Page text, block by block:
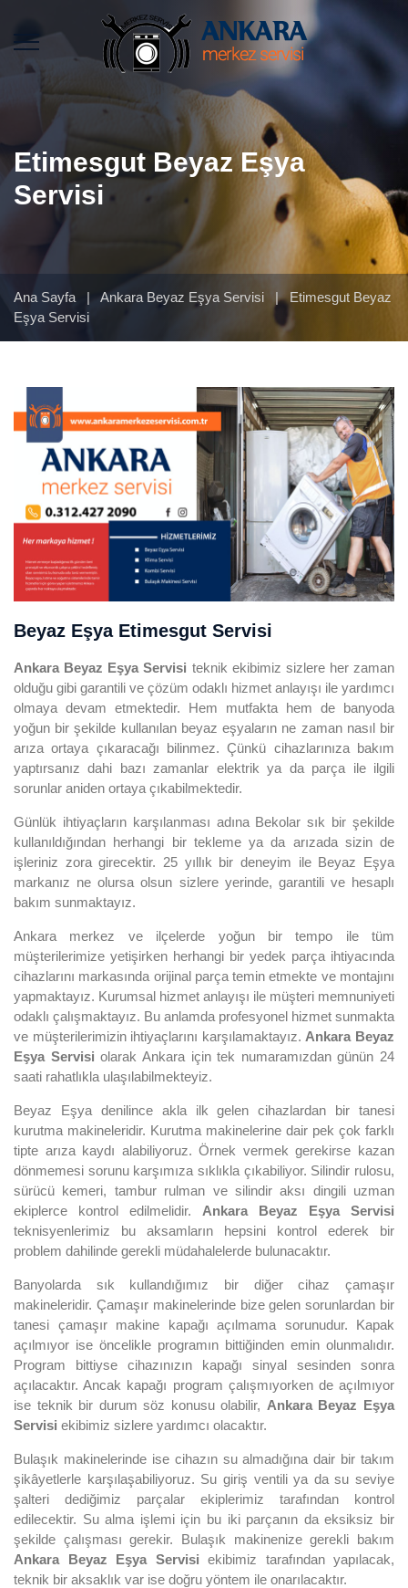
Etimesgut Beyaz Eşya
Servisi
Ana Sayfa | Ankara Beyaz Eşya Servisi |Etimesgut Beyaz
Eşya Servisi
Beyaz Eşya Etimesgut Servisi
Ankara Beyaz Eşya Servisi teknik ekibimiz sizlere her zaman
olduğu gibi garantili ve çözüm odaklı hizmet anlayışı ile yardımcı
olmaya devam etmektedir. Hem mutfakta hem de banyoda
yoğun bir şekilde kullanılan beyaz eşyaların ne zaman nasıl bir
arıza ortaya çıkaracağı bilinmez. Çünkü cihazlarınıza bakım
yaptırsanız dahi bazı zamanlar elektrik ya da parça ile ilgili
sorunlar aniden ortaya çıkabilmektedir.
Günlük ihtiyaçların karşılanması adına Bekolar sık bir şekilde
kullanıldığından herhangi bir tekleme ya da arızada sizin de
işleriniz zora girecektir. 25 yıllık bir deneyim ile Beyaz Eşya
markanız ne olursa olsun sizlere yerinde, garantili ve hesaplı
bakım sunmaktayız.
Ankara merkez ve ilçelerde yoğun bir tempo ile tüm
müşterilerimize yetişirken herhangi bir yedek parça ihtiyacında
cihazlarını markasında orijinal parça temin etmekte ve montajını
yapmaktayız. Kurumsal hizmet anlayışı ile müşteri memnuniyeti
odaklı çalışmaktayız. Bu anlamda profesyonel hizmet sunmakta
ve müşterilerimizin ihtiyaçlarını karşılamaktayız. Ankara Beyaz
Eşya Servisiolarak Ankara için tek numaramızdan günün 24
saati rahatlıkla ulaşılabilmekteyiz.
Beyaz Eşya denilince akla ilk gelen cihazlardan bir tanesi
kurutma makineleridir. Kurutma makinelerine dair pek çok farklı
tipte arıza kaydı alabiliyoruz. Örnek vermek gerekirse kazan
dönmemesi sorunu karşımıza sıklıkla çıkabiliyor. Silindir rulosu,
sürücü kemeri, tambur rulman ve silindir aksı dingili uzman
ekiplerce kontrol edilmelidir. Ankara Beyaz Eşya Servisi
teknisyenlerimiz bu aksamların hepsini kontrol ederek bir
problem dahilinde gerekli müdahalelerde bulunacaktır.
Banyolarda sık kullandığımız bir diğer cihaz çamaşır
makineleridir. Çamaşır makinelerinde bize gelen sorunlardan bir
tanesi çamaşır makine kapağı açılmama sorunudur. Kapak
açılmıyor ise öncelikle programın bittiğinden emin olunmalıdır.
Program bittiyse cihazınızın kapağı sinyal sesinden sonra
açılacaktır. Ancak kapağı program çalışmıyorken de açılmıyor
ise teknik bir durum söz konusu olabilir, Ankara Beyaz Eşya
Servisi ekibimiz sizlere yardımcı olacaktır.
Bulaşık makinelerinde ise cihazın su almadığına dair bir takım
şikâyetlerle karşılaşabiliyoruz. Su giriş ventili ya da su seviye
şalteri dediğimiz parçalar ekiplerimiz tarafından kontrol
edilecektir. Su alma işlemi için bu iki parçanın da eksiksiz bir
şekilde çalışması gerekir. Bulaşık makinenize gerekli bakım
Ankara Beyaz Eşya Servisi ekibimiz tarafından yapılacak,
teknik bir aksaklık var ise doğru yöntem ile onarılacaktır.